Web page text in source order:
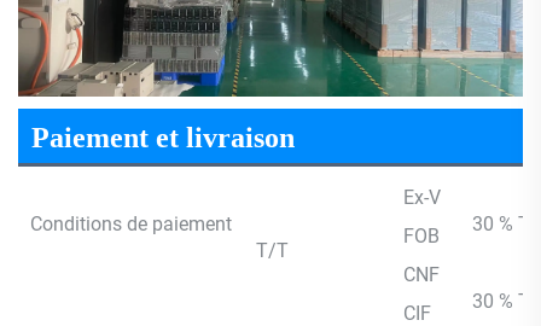
Paiement et livraison
Conditions de paiement
T/T
Ex-V
30 %
FOB
CNF
30 %
CIF